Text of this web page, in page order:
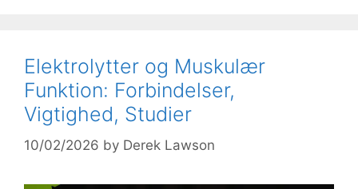
Elektrolytter og Muskulær
Funktion: Forbindelser,
Vigtighed, Studier
10/02/2026 by Derek Lawson